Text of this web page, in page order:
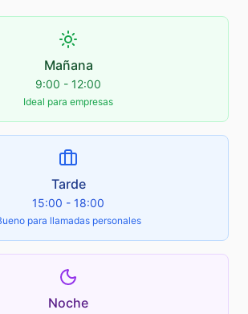
Mañana
9:00 - 12:00
Ideal para empresas
Tarde
15:00 - 18:00
para llamadas personales
Noche